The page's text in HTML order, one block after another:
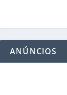
ANÚNCIOS